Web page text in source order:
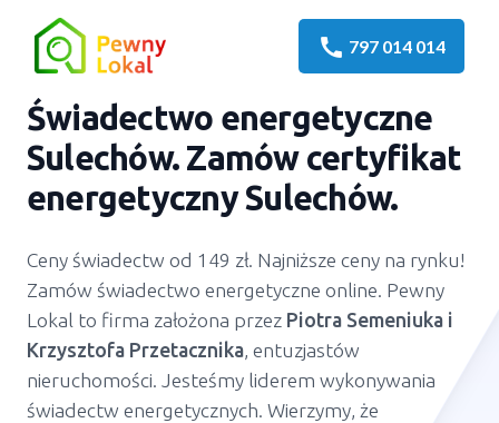
call 797 014 014
Świadectwo energetyczne
Sulechów. Zamów certyfikat
energetyczny Sulechów.
Ceny świadectw od 149 zł. Najniższe ceny na rynku!
Zamów świadectwo energetyczne online. Pewny
Lokal to firma założona przez Piotra Semeniuka i
Krzysztofa Przetacznika, entuzjastów
nieruchomości. Jesteśmy liderem wykonywania
świadectw energetycznych. Wierzymy, że